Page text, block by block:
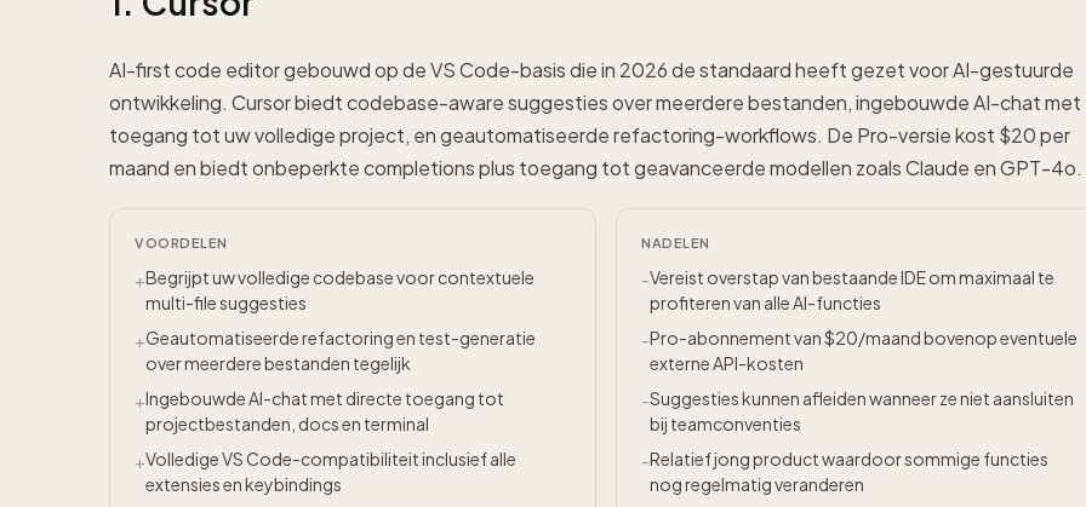
AI-first code editor gebouwd op de VS Code-basis die in 2026 de standaard heeft gezet voor AI-gestuurde
ontwikkeling. Cursor biedt codebase-aware suggesties over meerdere bestanden, ingebouwde AI-chat met
toegang tot uw volledige project, en geautomatiseerde refactoring-workflows. De Pro-versie kost $20 per
maand en biedt onbeperkte completions plus toegang tot geavanceerde modellen zoals Claude en GPT-4o.
VOORDELEN
+Begrijpt uw volledige codebase voor contextuele
multi-file suggesties
+Geautomatiseerde refactoring en test-generatie
over meerdere bestanden tegelijk
+Ingebouwde AI-chat met directe toegang tot
projectbestanden, docs en terminal
+Volledige VS Code-compatibiliteit inclusief alle
extensies en keybindings
NADELEN
-Vereist overstap van bestaande IDE om maximaal te
profiteren van alle AI-functies
-Pro-abonnement van $20/maand bovenop eventuele
externe API-kosten
-Suggesties kunnen afleiden wanneer ze niet aansluiten
bij teamconventies
-Relatief jong product waardoor sommige functies
nog regelmatig veranderen